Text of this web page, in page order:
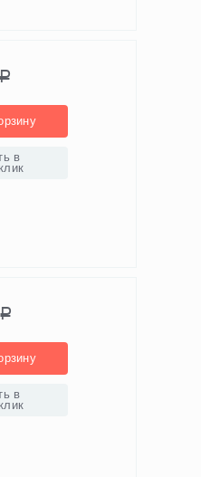
Р
в
Р
в